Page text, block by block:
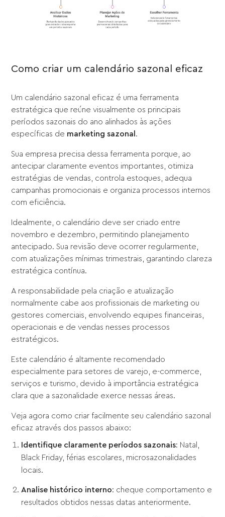
Como criar um calendário sazonal eficaz
Um calendário sazonal eficaz é uma ferramenta
estratégica que reúne visualmente os principais
períodos sazonais do ano alinhados às ações
específicas de marketing sazonal .
Sua empresa precisa dessa ferramenta porque, ao
antecipar claramente eventos importantes, otimiza
estratégias de vendas, controla estoques, adequa
campanhas promocionais e organiza processos internos
com eficiência.
Idealmente, o calendário deve ser criado entre
novembro e dezembro, permitindo planejamento
antecipado. Sua revisão deve ocorrer regularmente,
com atualizações mínimas trimestrais, garantindo clareza
estratégica contínua.
A responsabilidade pela criação e atualização
normalmente cabe aos profissionais de marketing ou
gestores comerciais, envolvendo equipes financeiras,
operacionais e de vendas nesses processos
estratégicos.
Este calendário é altamente recomendado
especialmente para setores de varejo, e-commerce,
serviços e turismo, devido à importância estratégica
clara que a sazonalidade exerce nessas áreas.
Veja agora como criar facilmente seu calendário sazonal
eficaz através dos passos abaixo:
Identifique claramente períodos sazonais: Natal,
Black Friday, férias escolares, microsazonalidades
locais.
Analise histórico interno: cheque comportamento e
resultados obtidos nessas datas anteriormente.